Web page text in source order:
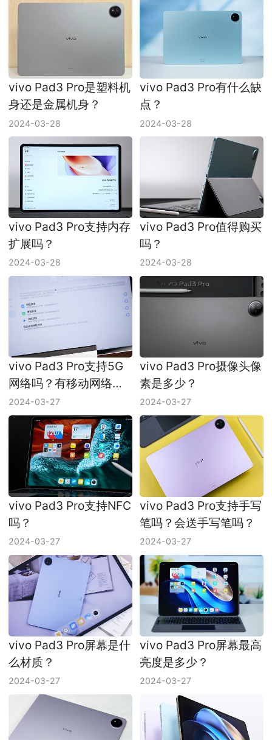
vivo Pad3 Pro是塑料机
身还是金属机身？
2024-03-28
vivo Pad3 Pro有什么缺
点？
2024-03-28
vivo Pad3 Pro支持内存
扩展吗？
2024-03-28
vivo Pad3 Pro值得购买
吗？
2024-03-28
vivo Pad3 Pro支持5G
网络吗？有移动网络
吗？
2024-03-27
vivo Pad3 Pro摄像头像
素是多少？
2024-03-27
vivo Pad3 Pro支持NFC
吗？
2024-03-27
vivo Pad3 Pro支持手写
笔吗？会送手写笔吗？
2024-03-27
vivo Pad3 Pro屏幕是什
么材质？
2024-03-27
vivo Pad3 Pro屏幕最高
亮度是多少？
2024-03-27